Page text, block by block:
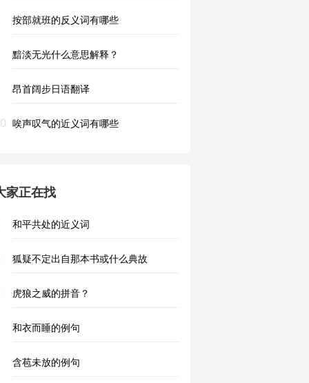
按部就班的反义词有哪些
黯淡无光什么意思解释？
昂首阔步日语翻译
唉声叹气的近义词有哪些
家正在找
和平共处的近义词
狐疑不定出自那本书或什么典故
虎狼之威的拼音？
和衣而睡的例句
含苞未放的例句